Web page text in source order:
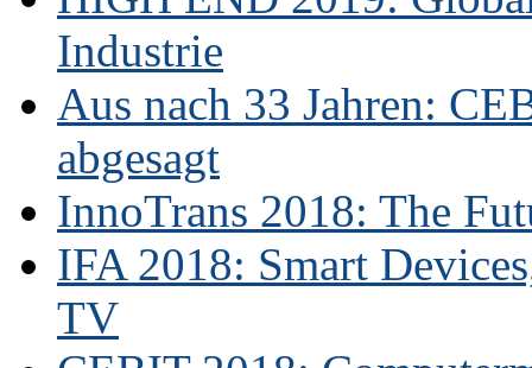
Industrie
Aus nach 33 Jahren:
abgesagt
InnoTrans 2018: The
IFA 2018: Smart
TV